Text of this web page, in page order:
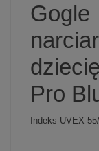
Gogle
Pro
Indeks UVEX-